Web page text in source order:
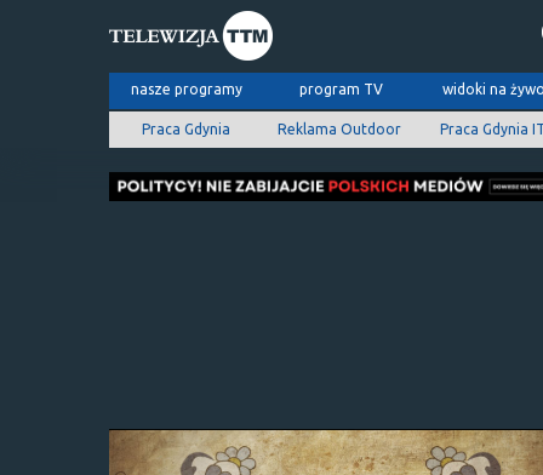
nasze programy program TV widoki na
Praca Gdynia Reklama Outdoor Praca Gdynia